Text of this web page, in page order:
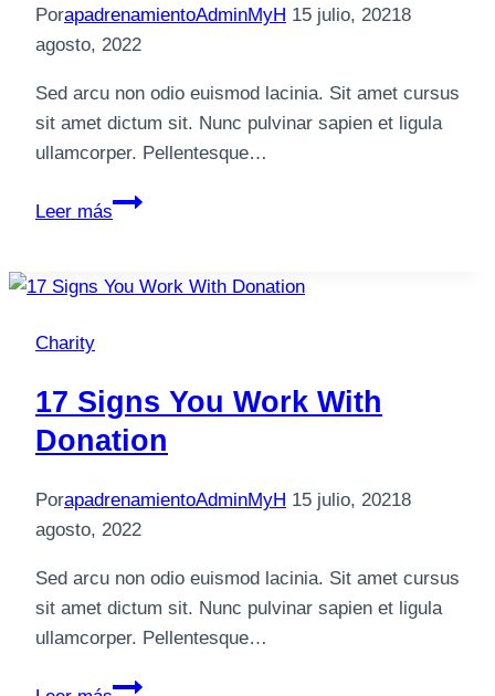
PorapadrenamientoAdminMyH 15 julio, 20218
agosto, 2022
Sed arcu non odio euismod lacinia. Sit amet cursus
sit amet dictum sit. Nunc pulvinar sapien et ligula
ullamcorper. Pellentesque…
Leer más
Will
Rule
Charity
17 Signs You Work With
Donation
PorapadrenamientoAdminMyH 15 julio, 20218
agosto, 2022
Sed arcu non odio euismod lacinia. Sit amet cursus
sit amet dictum sit. Nunc pulvinar sapien et ligula
ullamcorper. Pellentesque…
17